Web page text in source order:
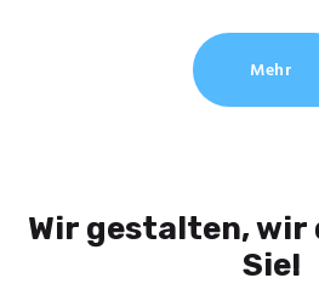
Mehr
Wir gestalten, wir
Sie!